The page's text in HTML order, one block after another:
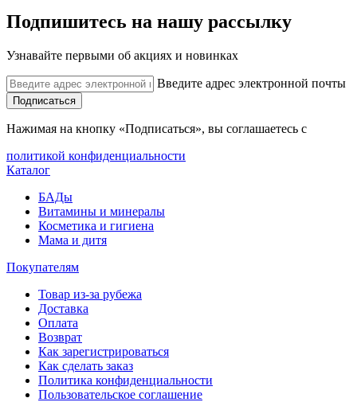
Подпишитесь на нашу рассылку
Узнавайте первыми об акциях и новинках
Введите адрес электронной почты
Подписаться
Нажимая на кнопку «Подписаться», вы соглашаетесь с
политикой конфиденциальности
Каталог
БАДы
Витамины и минералы
Косметика и гигиена
Мама и дитя
Покупателям
Товар из-за рубежа
Доставка
Оплата
Возврат
Как зарегистрироваться
Как сделать заказ
Политика конфиденциальности
Пользовательское соглашение